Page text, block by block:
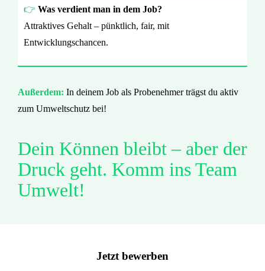
👉 Was verdient man in dem Job?
Attraktives Gehalt – pünktlich, fair, mit
Entwicklungschancen.
Außerdem: In deinem Job als Probenehmer trägst du aktiv
zum Umweltschutz bei!
Dein Können bleibt – aber der
Druck geht. Komm ins Team
Umwelt!
Jetzt bewerben